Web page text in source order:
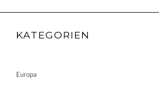
KATEGORIEN
Europa